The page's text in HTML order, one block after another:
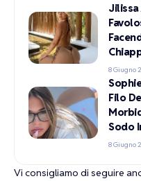
8 Giugno
Filo
Sodo
8 Giugno
Vi consigliamo di seguire